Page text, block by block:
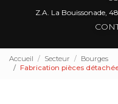
Z.A. La Bouissonade,
Accueil Secteur
Bourges
Fabrication pièces